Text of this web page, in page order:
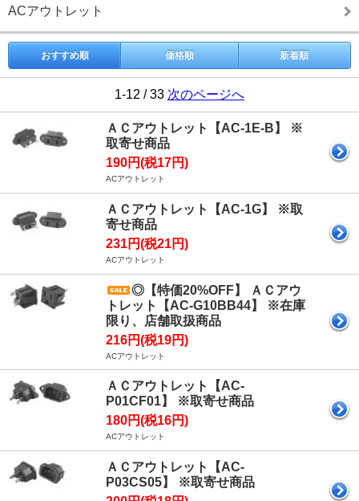
ACアウトレット
おすすめ順 価格順 新着順
1-12 / 33 次のページへ
ＡＣアウトレット【AC-1E-B】 ※
取寄せ商品
190円(税17円)
ACアウトレット
ＡＣアウトレット【AC-1G】 ※取
寄せ商品
231円(税21円)
ACアウトレット
◎【特価20%OFF】 ＡＣアウ
トレット【AC-G10BB44】 ※在庫
限り、店舗取扱商品
216円(税19円)
ACアウトレット
ＡＣアウトレット【AC-
P01CF01】 ※取寄せ商品
180円(税16円)
ACアウトレット
ＡＣアウトレット【AC-
P03CS05】 ※取寄せ商品